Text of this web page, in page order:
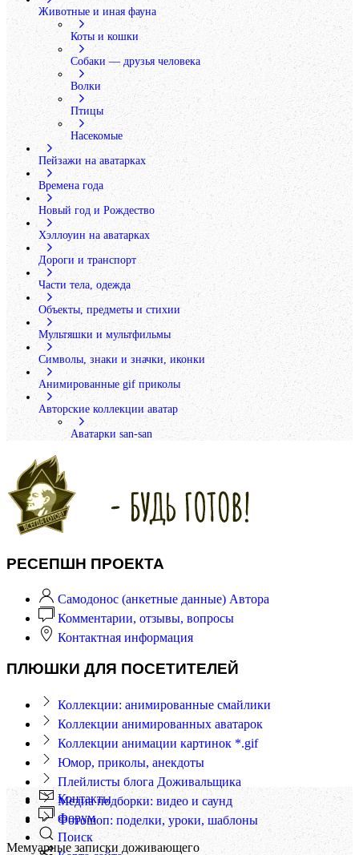
Животные и иная фауна
Коты и кошки
Собаки — друзья человека
Волки
Птицы
Насекомые
Пейзажи на аватарках
Времена года
Новый год и Рождество
Хэллоуин на аватарках
Дороги и транспорт
Части тела, одежда
Объекты, предметы и стихии
Мультяшки и мультфильмы
Символы, знаки и значки, иконки
Анимированные gif приколы
Авторские коллекции аватар
Аватарки san-san
РЕСЕПШН ПРОЕКТА
Самодонос (анкетные данные) Автора
Комментарии, отзывы, вопросы
Контактная информация
ПЛЮШКИ ДЛЯ ПОСЕТИТЕЛЕЙ
Коллекции: анимированные смайлики
Коллекции анимированных аватарок
Коллекции анимации картинок *.gif
Юмор, приколы, анекдоты
Плейлисты блога Доживальщика
Медиа подборки: видео и саунд
Фотошоп: поделки, уроки, шаблоны
Мемуарные записки доживающего
Контакты
Форум
Поиск